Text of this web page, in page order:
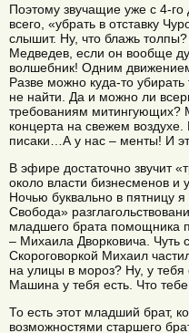
Поэтому звучащие уже с 4-
всего, «убрать в отставку
слышит. Ну, что блажь
Медведев, если он вообще
волшебник! Одним
Разве можно куда-то убирать
не найти. Да и можно ли
требованиям митингующих?
концерта на свежем
писаки…А у нас – менты! И
В эфире достаточно звучит
около власти бизнесменов и
Ночью буквально в пятницу
Свобода»
младшего брата помощника
– Михаила Дворковича. Чуть
Скороговоркой Михаил
на улицы в мороз? Ну, у тебя
Машина у тебя есть. Что
То есть этот младший брат,
возможностями старшего